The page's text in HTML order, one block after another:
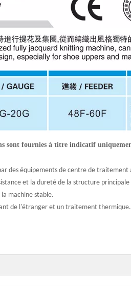
sont fournies à titre indicatif
des équipements de centre de
et la dureté de la structure principale
machine stable.
de l'étranger et un traitement thermique.